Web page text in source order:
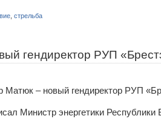
стрельба
гендиректор РУП
Министр энергетики